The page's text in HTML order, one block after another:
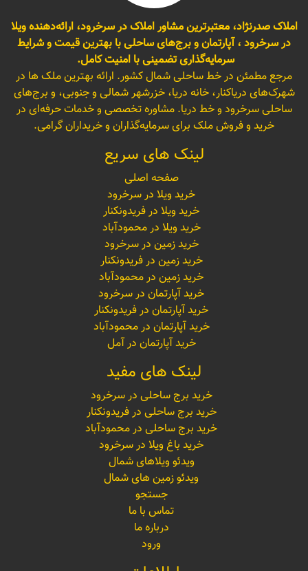
املاک صدرنژاد، معتبرترین مشاور املاک در سرخرود، ارائه‌دهنده ویلا
در سرخرود ، آپارتمان و برج‌های ساحلی با بهترین قیمت و شرایط
سرمایه‌گذاری تضمینی با امنیت کامل.
مرجع مطمئن در خط ساحلی شمال کشور. ارائه بهترین ملک ها در
شهرک‌های دریاکنار، خانه دریا، خزرشهر شمالی و جنوبی، و برج‌های
ساحلی سرخرود و خط دریا. مشاوره تخصصی و خدمات حرفه‌ای در
خرید و فروش ملک برای سرمایه‌گذاران و خریداران گرامی.
لینک های سریع
صفحه اصلی
خرید ویلا در سرخرود
خرید ویلا در فریدونکنار
خرید ویلا در محمودآباد
خرید زمین در سرخرود
خرید زمین در فریدونکنار
خرید زمین در محمودآباد
خرید آپارتمان در سرخرود
خرید آپارتمان در فریدونکنار
خرید آپارتمان در محمودآباد
خرید آپارتمان در آمل
لینک های مفید
خرید برج ساحلی در سرخرود
خرید برج ساحلی در فریدونکنار
خرید برج ساحلی در محمودآباد
خرید باغ ویلا در سرخرود
ویدئو ویلاهای شمال
ویدئو زمین های شمال
جستجو
تماس با ما
درباره ما
ورود